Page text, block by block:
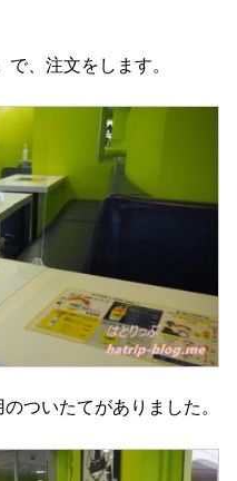
、注文をします。
ついたてがありました。